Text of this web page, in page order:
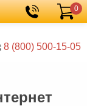
8 (800) 500-15-05
Корзина
0